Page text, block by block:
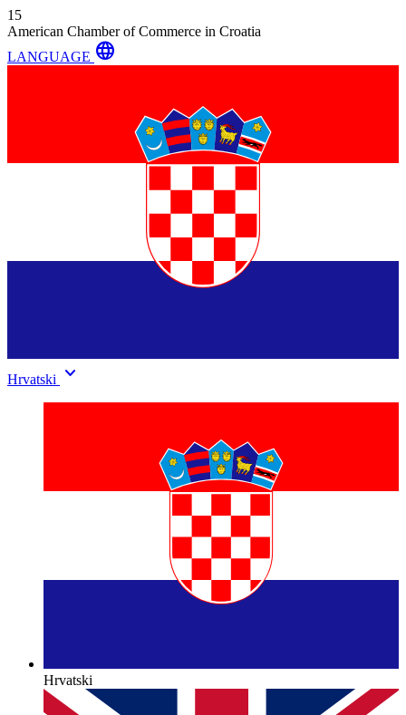
15
American Chamber of Commerce in Croatia
LANGUAGE language
Hrvatski keyboard_arrow_down
Hrvatski